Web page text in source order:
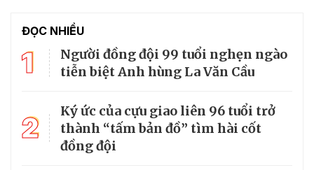
ĐỌC NHIỀU
1
Người đồng đội 99 tuổi nghẹn ngào
tiễn biệt Anh hùng La Văn Cầu
2
Ký ức của cựu giao liên 96 tuổi trở
thành “tấm bản đồ” tìm hài cốt
đồng đội